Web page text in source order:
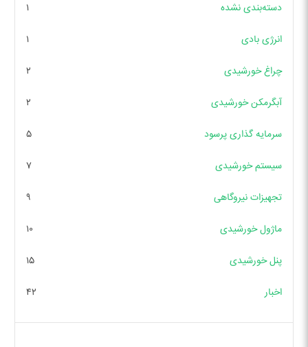
دسته‌بندی نشده ۱
انرژی بادی ۱
چراغ خورشیدی ۲
آبگرمکن خورشیدی ۲
سرمایه گذاری پرسود ۵
سیستم خورشیدی ۷
تجهیزات نیروگاهی ۹
ماژول خورشیدی ۱۰
پنل خورشیدی ۱۵
اخبار ۴۲